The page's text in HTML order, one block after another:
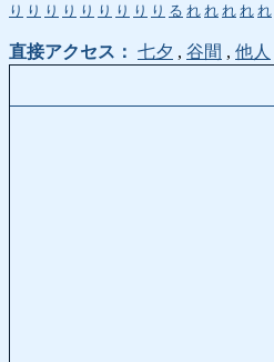
り り り り り り り り り る れ れ れ れ れ
直接アクセス： 七夕 , 谷間 , 他人